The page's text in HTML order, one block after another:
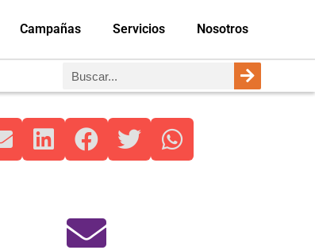
Campañas Servicios Nosotros